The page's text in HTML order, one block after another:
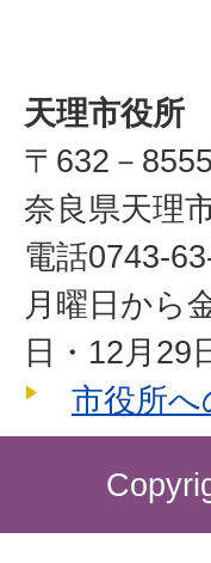
天理市役所
〒632－8555
奈良県天理
電話0743-
月曜日から
日・12月29
市役所へ